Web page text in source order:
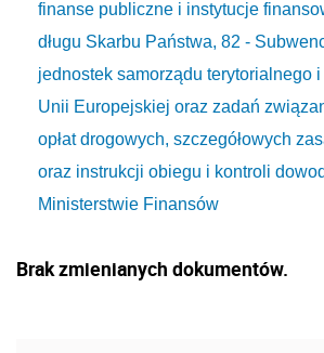
finanse publiczne i instytucje
długu Skarbu Państwa, 82 -
jednostek samorządu terytorialnego i
Unii Europejskiej oraz zadań
opłat drogowych, szczegółowych
oraz instrukcji obiegu i kontroli
Ministerstwie Finansów
Brak zmienianych dokumentów.